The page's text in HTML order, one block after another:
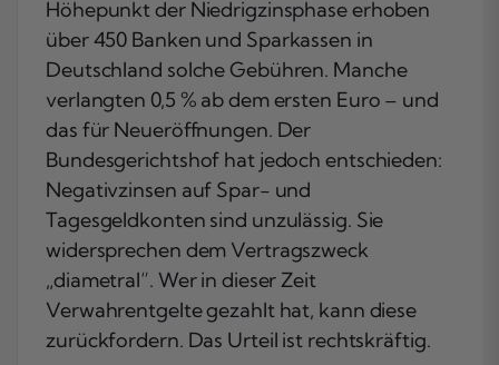
Höhepunkt der Niedrigzinsphase erhoben
über 450 Banken und Sparkassen in
Deutschland solche Gebühren. Manche
verlangten 0,5 % ab dem ersten Euro – und
das für Neueröffnungen. Der
Bundesgerichtshof hat jedoch entschieden:
Negativzinsen auf Spar- und
Tagesgeldkonten sind unzulässig. Sie
widersprechen dem Vertragszweck
„diametral“. Wer in dieser Zeit
Verwahrentgelte gezahlt hat, kann diese
zurückfordern. Das Urteil ist rechtskräftig.